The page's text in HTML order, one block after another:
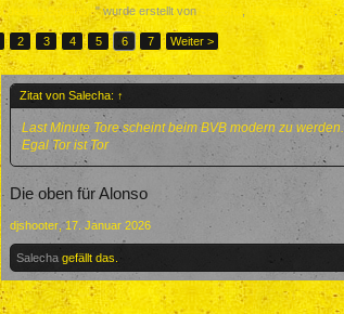
Spieltage" wurde erstellt vonSalecha , 15. Januar 2026.
2 3 4 5 6 7 Weiter >
Zitat von Salecha: ↑
Last Minute Tore scheint beim BVB modern zu werden.
Egal Tor ist Tor
Die oben für Alonso
djshooter 17. Januar 2026
Salecha gefällt das.